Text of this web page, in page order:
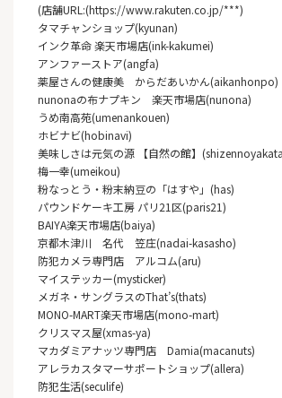
(店舗URL:(https://www.rakuten.co.jp/***)
タマチャンショップ(kyunan)
インク革命 楽天市場店(ink-kakumei)
アンファーストア(angfa)
薬屋さんの健康美 からだあいかん(aikanhonpo)
nunonaの布ナプキン 楽天市場店(nunona)
うめ南高苑(umenankouen)
ホビナビ(hobinavi)
美味しさは元気の源 【自然の館】
梅一幸(umeikou)
粉なっとう・粉末納豆の「はすや」(has)
パウンドケーキ工房 パリ21区(paris21)
BAIYA楽天市場店(baiya)
京都木津川 名代 笠庄(nadai-kasasho)
防犯カメラ専門店 アルコム(aru)
マイステッカー(mysticker)
メガネ・サングラスのThat’s(thats)
MONO-MART楽天市場店(mono-mart)
クリスマス屋(xmas-ya)
マカダミアナッツ専門店 Damia(macanuts)
アレラカスタマーサポートショップ(allera)
防犯生活(seculife)